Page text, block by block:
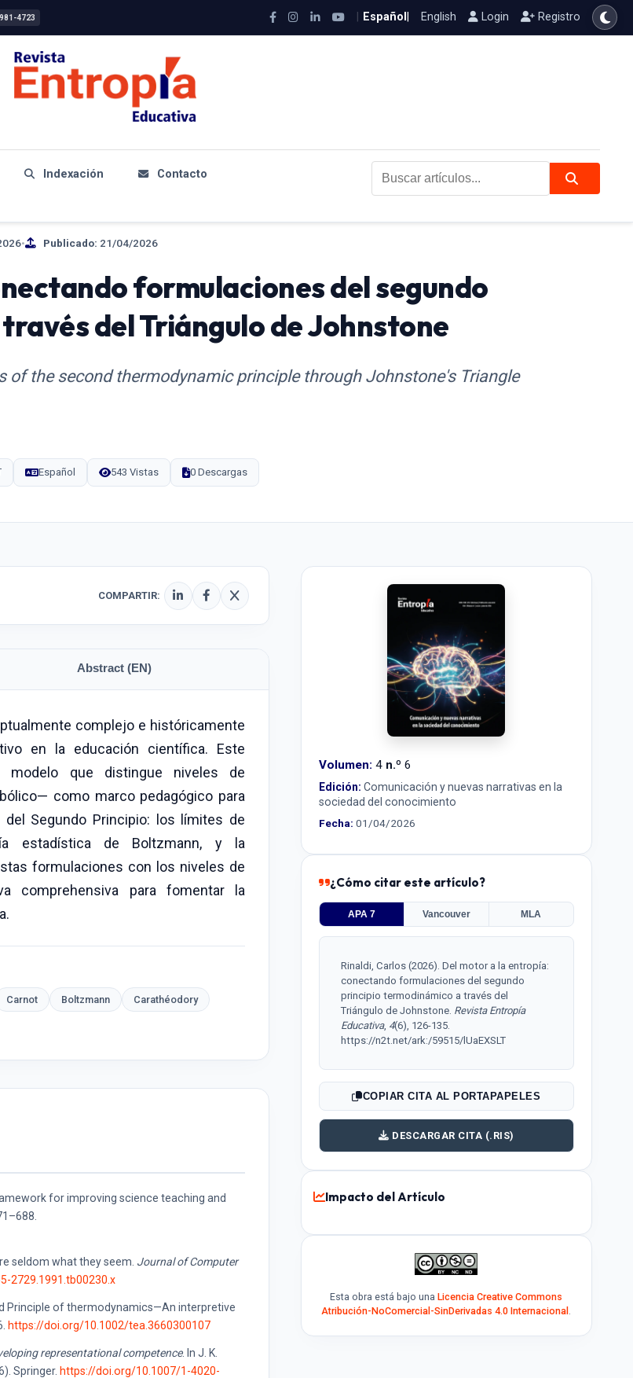
4723 Español English Login Registro
Indexación Contacto
• Publicado: 21/04/2026
formulaciones del segundo
del Triángulo de Johnstone
the second thermodynamic principle through Johnstone's Triangle
Español 543 Vistas 0 Descargas
COMPARTIR:
Abstract (EN)
complejo e históricamente
en la educación científica. Este
modelo que distingue niveles de
como marco pedagógico para
Segundo Principio: los límites de
estadística de Boltzmann, y la
formulaciones con los niveles de
comprehensiva para fomentar la
Carnot Boltzmann Carathéodory
for improving science teaching and
seldom what they seem. Journal of Computer
2729.1991.tb00230.x
Principle of thermodynamics—An interpretive
https://doi.org/10.1002/tea.3660300107
representational competence. In J. K.
Springer. https://doi.org/10.1007/1-4020-
Volumen: 4 n.º 6
Edición: Comunicación y nuevas narrativas en la
sociedad del conocimiento
Fecha: 01/04/2026
¿Cómo citar este artículo?
APA 7 Vancouver MLA
Rinaldi, Carlos (2026). Del motor a la entropía:
conectando formulaciones del segundo
principio termodinámico a través del
Triángulo de Johnstone. Revista Entropía
Educativa, 4(6), 126-135.
https://n2t.net/ark:/59515/lUaEXSLT
COPIAR CITA AL PORTAPAPELES
DESCARGAR CITA (.RIS)
Impacto del Artículo
Esta obra está bajo unaLicencia Creative Commons
Atribución-NoComercial-SinDerivadas 4.0 Internacional .